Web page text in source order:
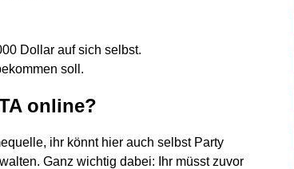
Dollar auf sich selbst.
soll.
online?
ihr könnt hier auch selbst Party
Ganz wichtig dabei: Ihr müsst zuvor